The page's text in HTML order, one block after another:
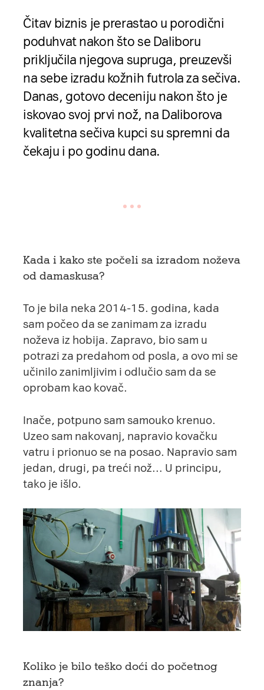
Čitav biznis je prerastao u porodični
poduhvat nakon što se Daliboru
priključila njegova supruga, preuzevši
na sebe izradu kožnih futrola za sečiva.
Danas, gotovo deceniju nakon što je
iskovao svoj prvi nož, na Daliborova
kvalitetna sečiva kupci su spremni da
čekaju i po godinu dana.
Kada i kako ste počeli sa izradom noževa
od damaskusa?
To je bila neka 2014-15. godina, kada
sam počeo da se zanimam za izradu
noževa iz hobija. Zapravo, bio sam u
potrazi za predahom od posla, a ovo mi se
učinilo zanimljivim i odlučio sam da se
oprobam kao kovač.
Inače, potpuno sam samouko krenuo.
Uzeo sam nakovanj, napravio kovačku
vatru i prionuo se na posao. Napravio sam
jedan, drugi, pa treći nož… U principu,
tako je išlo.
Koliko je bilo teško doći do početnog
znanja?